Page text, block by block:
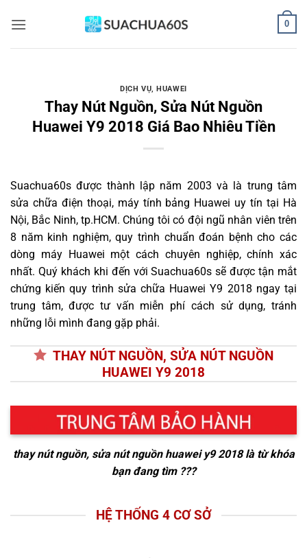
qua
0
DỊCH VỤ,HUAWEI
Thay Nút Nguồn, Sửa Nút Nguồn
Huawei Y9 2018 Giá Bao Nhiêu Tiền
Suachua60s được thành lập năm 2003 và là trung tâm
sửa chữa điện thoại, máy tính bảng Huawei uy tín tại Hà
Nội, Bắc Ninh, tp.HCM. Chúng tôi có đội ngũ nhân viên trên
8 năm kinh nghiệm, quy trình chuẩn đoán bệnh cho các
dòng máy Huawei một cách chuyên nghiệp, chính xác
nhất. Quý khách khi đến với Suachua60s sẽ được tận mắt
chứng kiến quy trình sửa chữa Huawei Y9 2018 ngay tại
trung tâm, được tư vấn miễn phí cách sử dụng, tránh
những lỗi mình đang gặp phải.
THAY NÚT NGUỒN, SỬA NÚT NGUỒN
HUAWEI Y9 2018
thay nút nguồn, sửa nút nguồn huawei y9 2018là từ khóa
bạn đang tìm ???
HỆ THỐNG 4 CƠ SỞ